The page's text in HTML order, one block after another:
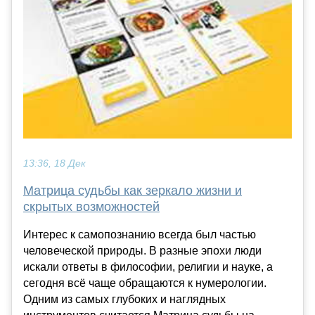
13:36, 18 Дек
Матрица судьбы как зеркало жизни и
скрытых возможностей
Интерес к самопознанию всегда был частью
человеческой природы. В разные эпохи люди
искали ответы в философии, религии и науке, а
сегодня всё чаще обращаются к нумерологии.
Одним из самых глубоких и наглядных